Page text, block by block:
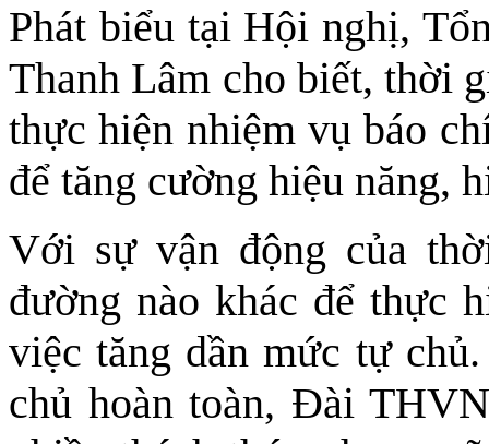
Phát biểu tại Hội nghị,
Thanh Lâm cho biết, thời
thực hiện nhiệm vụ báo
để tăng cường hiệu năng,
Với sự vận động của
đường nào khác để thực
việc tăng dần mức tự
chủ hoàn toàn, Đài